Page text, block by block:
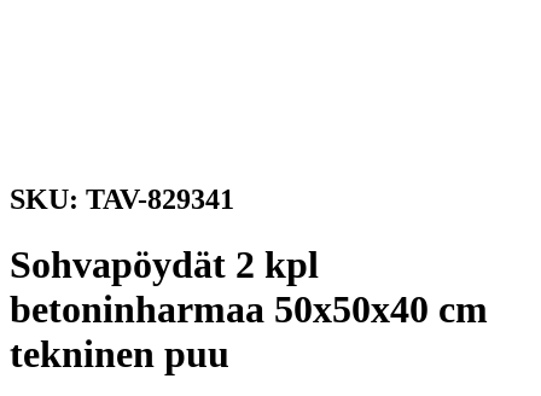
SKU: TAV-829341
Sohvapöydät 2 kpl
betoninharmaa 50x50x40 cm
tekninen puu